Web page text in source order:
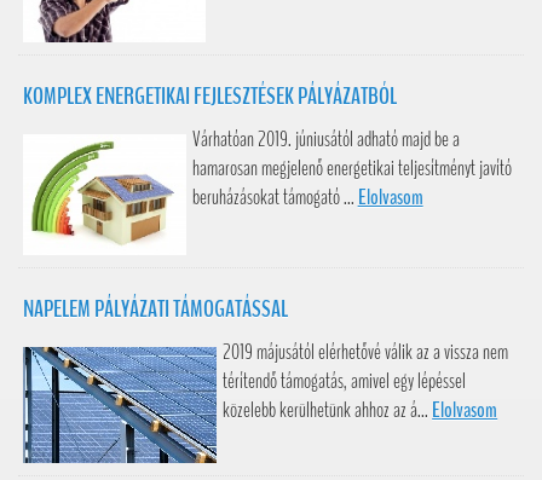
KOMPLEX ENERGETIKAI FEJLESZTÉSEK PÁLYÁZATBÓL
Várhatóan 2019. júniusától adható majd be a
hamarosan megjelenő energetikai teljesítményt javító
beruházásokat támogató ... Elolvasom
NAPELEM PÁLYÁZATI TÁMOGATÁSSAL
2019 májusától elérhetővé válik az a vissza nem
térítendő támogatás, amivel egy lépéssel
közelebb kerülhetünk ahhoz az á... Elolvasom